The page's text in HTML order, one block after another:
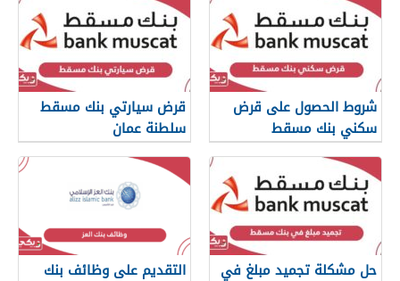
شروط الحصول على قرض
سكني بنك مسقط
قرض سيارتي بنك مسقط
سلطنة عمان
حل مشكلة تجميد مبلغ في
التقديم على وظائف بنك